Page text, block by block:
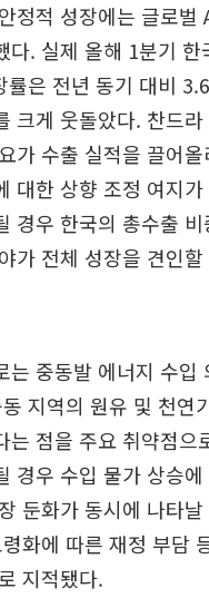
정적 성장에는 글로벌
다. 실제 올해 1분기 한
률은 전년 동기 대비
크게 웃돌았다. 찬드
가 수출 실적을 끌어
대한 상향 조정 여지
경우 한국의 총수출 비
가 전체 성장을 견인
는 중동발 에너지 수입
지역의 원유 및 천연
는 점을 주요 취약점으
경우 수입 물가 상승에
둔화가 동시에 나타
화에 따른 재정 부담
지적됐다.